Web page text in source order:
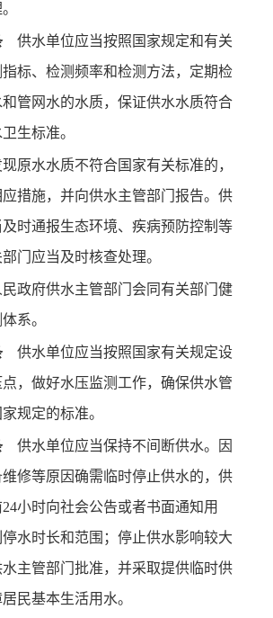
供水单位应当按照国家规定和有关
标、检测频率和检测方法，定期检
管网水的水质，保证供水水质符合
生标准。
原水水质不符合国家有关标准的，
措施，并向供水主管部门报告。供
时通报生态环境、疾病预防控制等
门应当及时核查处理。
政府供水主管部门会同有关部门健
系。
供水单位应当按照国家有关规定设
，做好水压监测工作，确保供水管
规定的标准。
供水单位应当保持不间断供水。因
修等原因确需临时停止供水的，供
小时向社会公告或者书面通知用
水时长和范围；停止供水影响较大
主管部门批准，并采取提供临时供
民基本生活用水。